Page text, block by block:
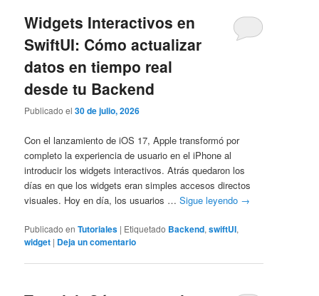
Widgets Interactivos en
SwiftUI: Cómo actualizar
datos en tiempo real
desde tu Backend
Publicado el30 de julio, 2026
Con el lanzamiento de iOS 17, Apple transformó por
completo la experiencia de usuario en el iPhone al
introducir los widgets interactivos. Atrás quedaron los
días en que los widgets eran simples accesos directos
visuales. Hoy en día, los usuarios …Sigue leyendo →
Publicado en Tutoriales | Etiquetado Backend,swiftUI,
widget | Deja un comentario